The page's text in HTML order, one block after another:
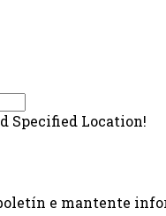
Specified Location!
e mantente